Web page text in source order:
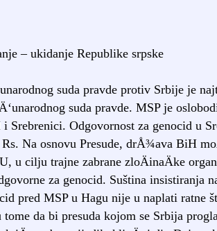
– ukidanje Republike srpske
suda pravde protiv Srbije je
suda pravde. MSP je
Srebrenici. Odgovornost za genocid u
Na osnovu Presude, drÅ¾ava BiH
u cilju trajne zabrane zloÄinaÄke
za genocid. Suština
pred MSP u Hagu nije u naplati ratne
da bi presuda kojom se Srbija